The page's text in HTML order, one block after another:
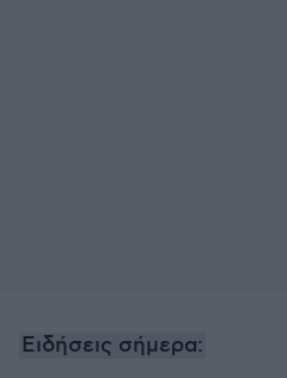
Ειδήσεις σήμερα: